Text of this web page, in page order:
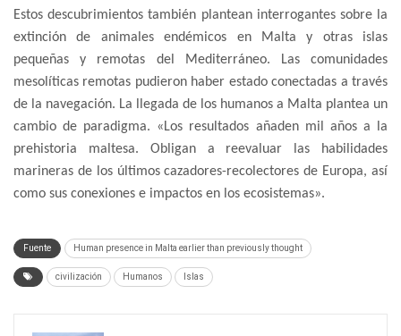
Estos descubrimientos también plantean interrogantes sobre la
extinción de animales endémicos en Malta y otras islas
pequeñas y remotas del Mediterráneo. Las comunidades
mesolíticas remotas pudieron haber estado conectadas a través
de la navegación. La llegada de los humanos a Malta plantea un
cambio de paradigma. «Los resultados añaden mil años a la
prehistoria maltesa. Obligan a reevaluar las habilidades
marineras de los últimos cazadores-recolectores de Europa, así
como sus conexiones e impactos en los ecosistemas».
Fuente Human presence in Malta earlier than previously thought
civilización Humanos Islas